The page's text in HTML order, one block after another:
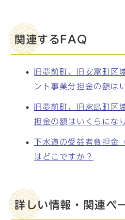
関連するFAQ
旧夢前町、旧安富町区
ント事業分担金の額は
旧夢前町、旧家島町区
担金の額はいくらにな
下水道の受益者負担金
はどこですか？
詳しい情報・関連ペ